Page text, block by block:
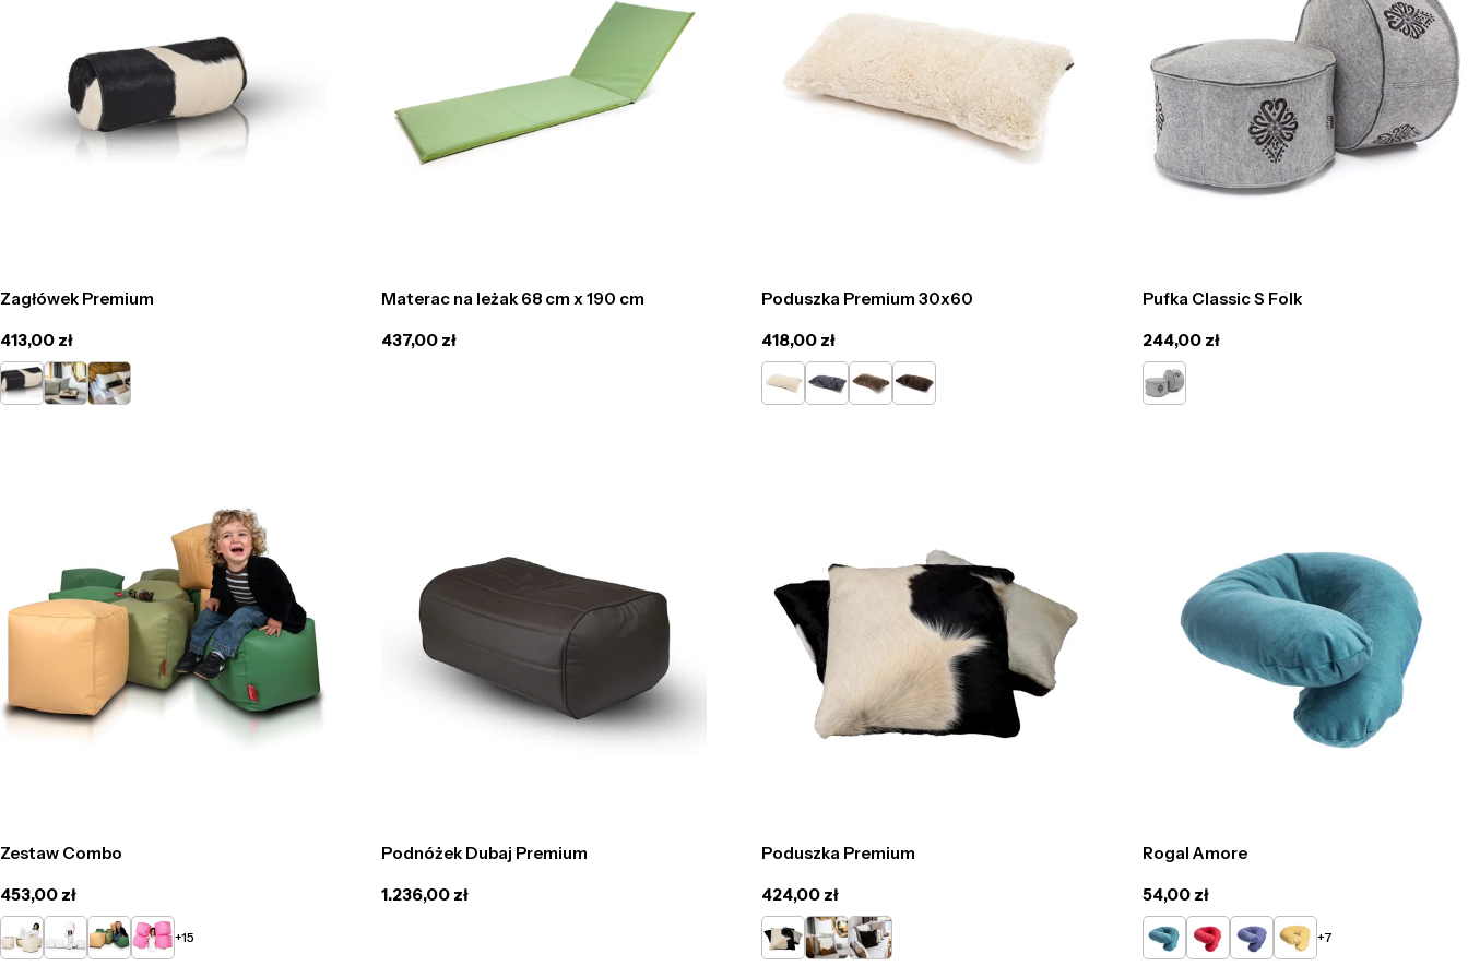
Zagłówek Premium
Cena
regularna
413,00 zł
ŁaciatyJasno
Brązowa
Czarny
Materac na leżak 68 cm x 190 cm
Cena
437,00 zł
Poduszka Premium 30x60
Cena
regularna
418,00 zł
CREAMGRAPHITEBROWNDARK
CHOCOLATE
Pufka Classic S Folk
Cena
regularna
244,00 zł
szary
Zestaw Combo
Cena
regularna
453,00 zł
BeżowyBiały Żółty Różowy
+15
Podnóżek Dubaj Premium
Cena
1.236,00 zł
Poduszka Premium
Cena
regularna
424,00 zł
ŁaciatyJasno
Brązowa
Czarny
Rogal Amore
Cena
regularna
54,00 zł
TurkusowyCzerwonyNiebieski
Żółty +7